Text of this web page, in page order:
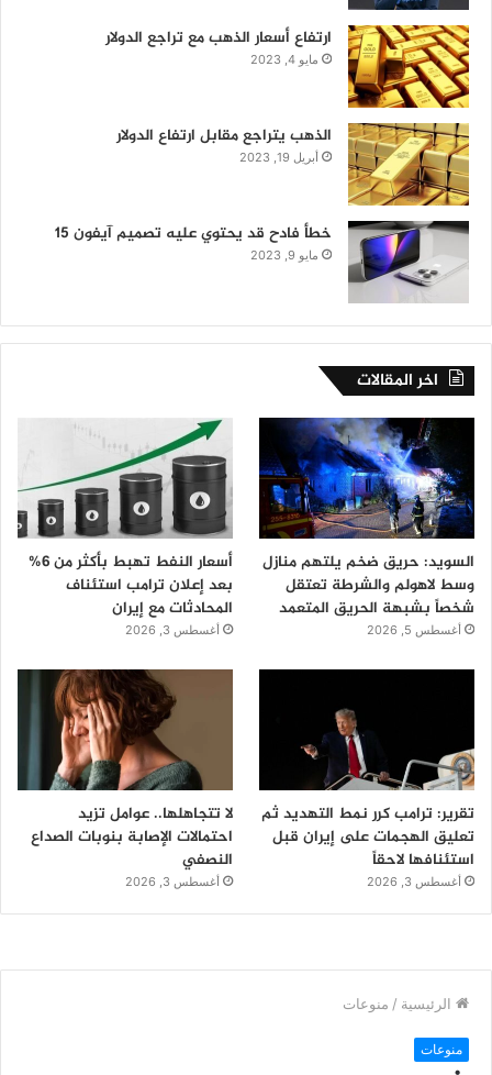
ارتفاع أسعار الذهب مع تراجع الدولار
مايو 4, 2023
الذهب يتراجع مقابل ارتفاع الدولار
أبريل 19, 2023
خطأ فادح قد يحتوي عليه تصميم آيفون 15
مايو 9, 2023
اخر المقالات
السويد: حريق ضخم يلتهم منازل
وسط لاهولم والشرطة تعتقل
شخصاً بشبهة الحريق المتعمد
أغسطس 5, 2026
أسعار النفط تهبط بأكثر من 6%
بعد إعلان ترامب استئناف
المحادثات مع إيران
أغسطس 3, 2026
تقرير: ترامب كرر نمط التهديد ثم
تعليق الهجمات على إيران قبل
استئنافها لاحقاً
أغسطس 3, 2026
لا تتجاهلها.. عوامل تزيد
احتمالات الإصابة بنوبات الصداع
النصفي
أغسطس 3, 2026